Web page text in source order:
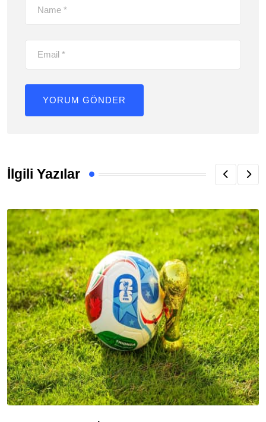
İlgili Yazılar